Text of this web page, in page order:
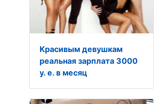
Красивым девушкам
реальная зарплата 3000
у. е. в месяц